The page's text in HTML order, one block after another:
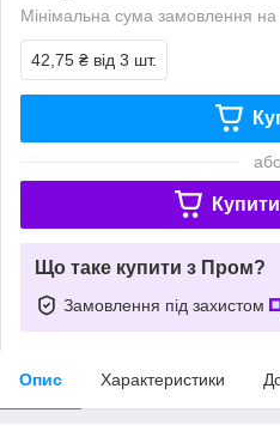
Мінімальна сума замовлення
42,75 ₴ від 3 шт.
або
Що таке купити з Пром?
Замовлення під захистом
Опис Характеристики